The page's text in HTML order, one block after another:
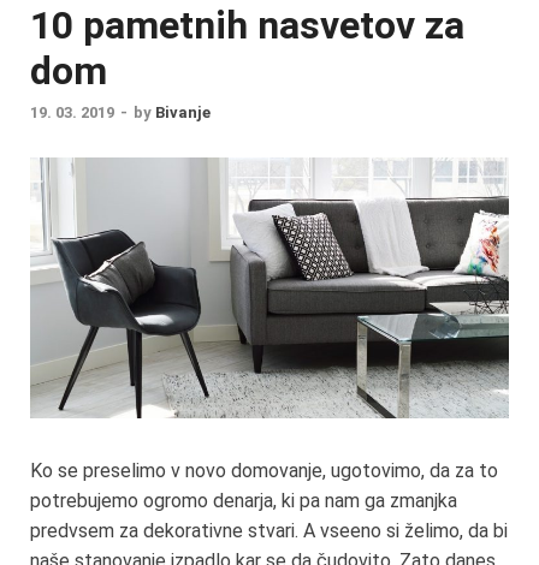
10 pametnih nasvetov za
dom
19. 03. 2019 - by Bivanje
Ko se preselimo v novo domovanje, ugotovimo, da za to
potrebujemo ogromo denarja, ki pa nam ga zmanjka
predvsem za dekorativne stvari. A vseeno si želimo, da bi
naše stanovanje izpadlo kar se da čudovito. Zato danes